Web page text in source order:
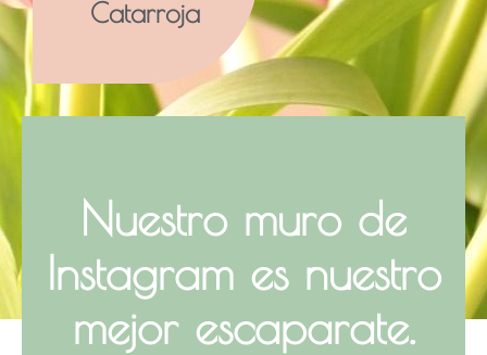
Catarroja
Nuestro muro de
Instagrames nuestro
mejor escaparate.